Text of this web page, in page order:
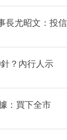
長尤昭文：投信
？內行人示
：買下全市